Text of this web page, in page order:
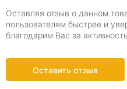
Оставляя отзыв о данном
пользователям быстрее и
благодарим Вас за
Оставить отзыв